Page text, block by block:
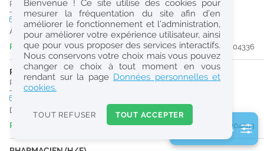
Réinitialiser
2
0
k
Consulter les offres de la France d'outre-mer
Pharmacie d'Officine|30127Bellegarde
temps plein
À partir du 31/08/26
Publiée il y a 13 heure(s)
#204336
PHARMACIEN (H/F)
Pharmacie d'Officine 30127 Bellegarde
Dès que possible
Publiée il y a 3 jour(s)
#204243
2 filtre(s) actifs
Bienvenue ! Ce site utilise des cookies pour
mesurer la fréquentation du site afin d’en
améliorer le fonctionnement et l’administration,
pour améliorer votre expérience utilisateur, ainsi
que pour vous proposer des services interactifs.
Nous conservons votre choix mais vous pouvez
changer ce choix à tout moment en vous
rendant sur la page Données personnelles et
cookies.
TOUT REFUSER TOUT ACCEPTER